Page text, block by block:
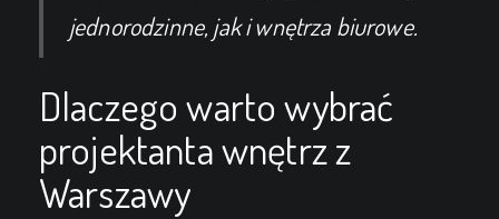
jednorodzinne, jak i wnętrza biurowe.
Dlaczego warto wybrać
projektanta wnętrz z
Warszawy